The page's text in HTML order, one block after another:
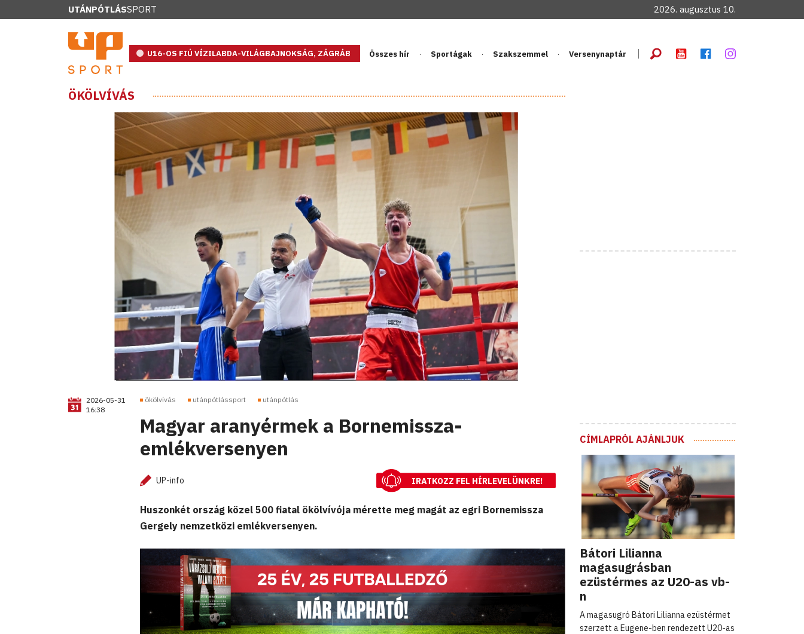
UTÁNPÓTLÁSSPORT 2026. augusztus 10.
U16-OS FIÚ VÍZILABDA-VILÁGBAJNOKSÁG, ZÁGRÁB Összes hír Sportágak Szakszemmel Versenynaptár
ÖKÖLVÍVÁS
2026-05-31
16:38
ökölvívás utánpótlássport utánpótlás
Magyar aranyérmek a Bornemissza-
emlékversenyen
UP-info IRATKOZZ FEL HÍRLEVELÜNKRE!
Huszonkét ország közel 500 fiatal ökölvívója mérette meg magát az egri Bornemissza
Gergely nemzetközi emlékversenyen.
CÍMLAPRÓL AJÁNLJUK
Bátori Lilianna
magasugrásban
ezüstérmes az U20-as vb-
n
A magasugró Bátori Lilianna ezüstérmet
szerzett a Eugene-ben rendezett U20-as